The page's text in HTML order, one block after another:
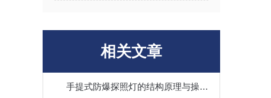
相关文章
手提式防爆探照灯的结构原理与操作维护全指南